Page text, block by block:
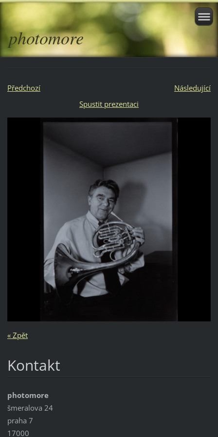
photomore
Předchozí
Následující
Spustit prezentaci
« Zpět
Kontakt
photomore
šmeralova 24
praha 7
17000